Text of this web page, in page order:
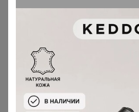
Как здесь все устроено?